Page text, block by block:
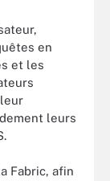
en
et les
leurs
Fabric, afin